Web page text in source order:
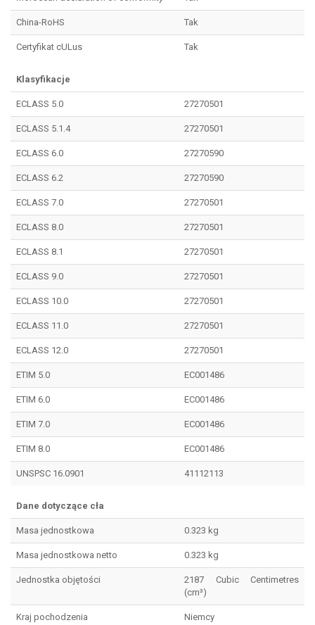
China-RoHS Tak
Certyfikat cULus Tak
Klasyfikacje
ECLASS 5.0 27270501
ECLASS 5.1.4 27270501
ECLASS 6.0 27270590
ECLASS 6.2 27270590
ECLASS 7.0 27270501
ECLASS 8.0 27270501
ECLASS 8.1 27270501
ECLASS 9.0 27270501
ECLASS 10.0 27270501
ECLASS 11.0 27270501
ECLASS 12.0 27270501
ETIM 5.0 EC001486
ETIM 6.0 EC001486
ETIM 7.0 EC001486
ETIM 8.0 EC001486
UNSPSC 16.0901 41112113
Dane dotyczące cła
Masa jednostkowa 0.323 kg
Masa jednostkowa netto 0.323 kg
Jednostka objętości
2187 Cubic Centimetres
(cm³)
Kraj pochodzenia Niemcy